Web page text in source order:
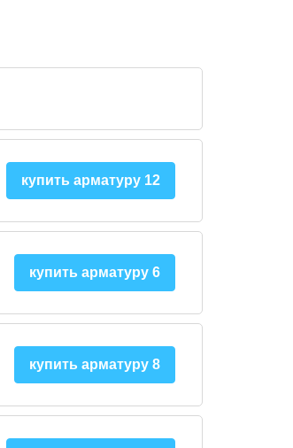
купить арматуру 12
купить арматуру 6
купить арматуру 8